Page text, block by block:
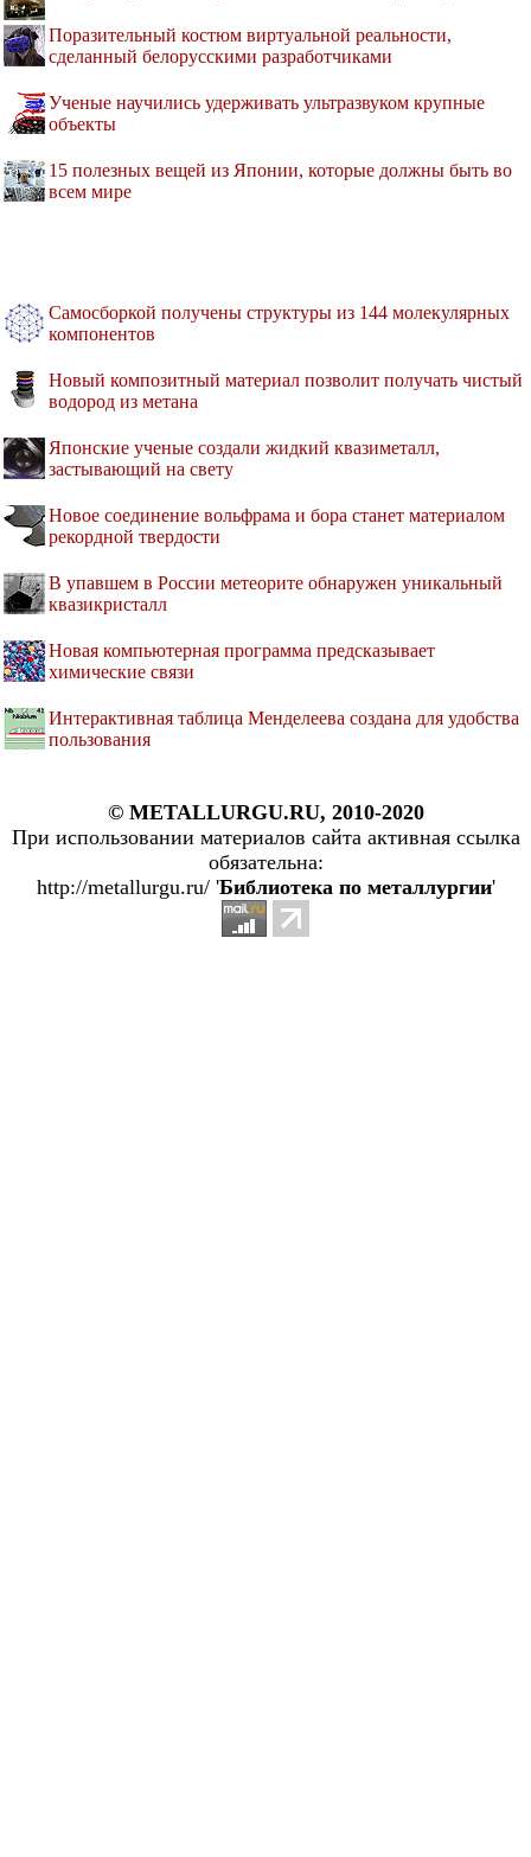
Поразительный костюм виртуальной реальности,
сделанный белорусскими разработчиками
Ученые научились удерживать ультразвуком крупные
объекты
15 полезных вещей из Японии, которые должны быть во
всем мире
Самосборкой получены структуры из 144 молекулярных
компонентов
Новый композитный материал позволит получать чистый
водород из метана
Японские ученые создали жидкий квазиметалл,
застывающий на свету
Новое соединение вольфрама и бора станет материалом
рекордной твердости
В упавшем в России метеорите обнаружен уникальный
квазикристалл
Новая компьютерная программа предсказывает
химические связи
Интерактивная таблица Менделеева создана для удобства
пользования
© METALLURGU.RU, 2010-2020
При использовании материалов сайта активная ссылка
обязательна:
http://metallurgu.ru/ 'Библиотека по металлургии'